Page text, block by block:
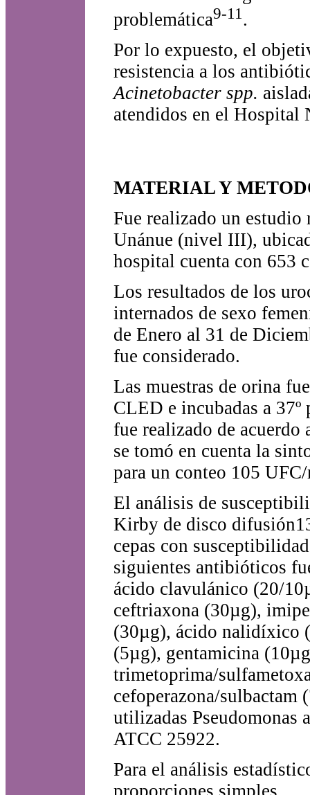
problemática9-11.
Por lo expuesto, el
resistencia a los
Acinetobacter spp.
atendidos en el
MATERIAL Y
Fue realizado un
Unánue (nivel III),
hospital cuenta con 653
Los resultados de los
internados de sexo
de Enero al 31 de
fue considerado.
Las muestras de orina
CLED e incubadas a
fue realizado de
se tomó en cuenta la
para un conteo 105
El análisis de
Kirby de disco
cepas con
siguientes antibióticos
ácido clavulánico (20/
ceftriaxona (30µg),
(30µg), ácido nalidíxico
(5µg), gentamicina
trimetoprima/
cefoperazona/
utilizadas Pseudomonas
ATCC 25922.
Para el análisis